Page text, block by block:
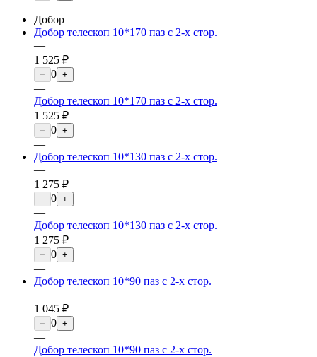
—
Добор
Добор телескоп 10*170 паз с 2-х стор.
—
1 525 ₽
− 0 +
—
Добор телескоп 10*170 паз с 2-х стор.
1 525 ₽
− 0 +
—
Добор телескоп 10*130 паз с 2-х стор.
—
1 275 ₽
− 0 +
—
Добор телескоп 10*130 паз с 2-х стор.
1 275 ₽
− 0 +
—
Добор телескоп 10*90 паз с 2-х стор.
—
1 045 ₽
− 0 +
—
Добор телескоп 10*90 паз с 2-х стор.